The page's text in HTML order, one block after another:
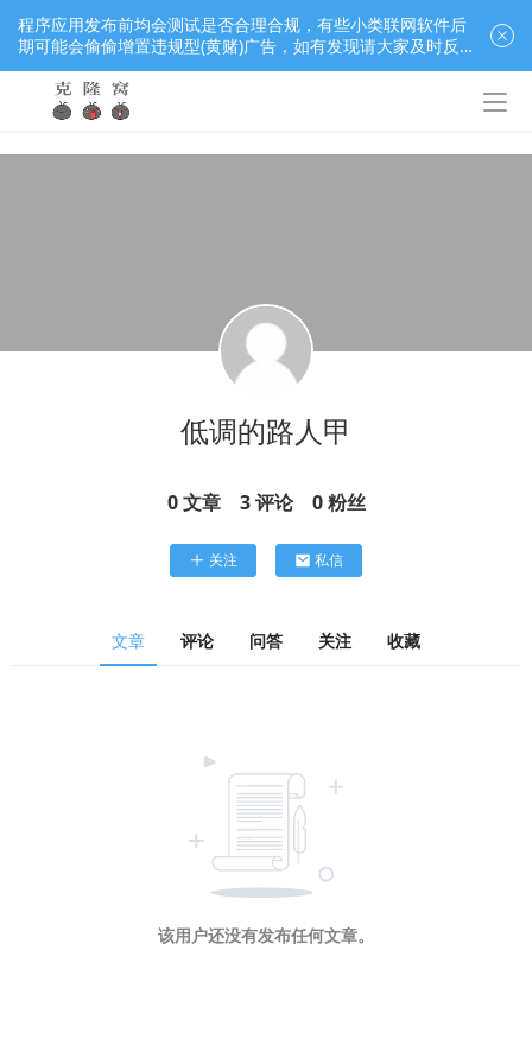
低调的路人甲
0 文章 3 评论 0 粉丝
关注 私信
文章 评论 问答 关注 收藏
该用户还没有发布任何文章。
程序应用发布前均会测试是否合理合规，有些小类联网软件后
期可能会偷偷增置违规型(黄赌)广告，如有发现请大家及时反
馈窝长进行处理，共同监督维护良好的程序应用下载社区！